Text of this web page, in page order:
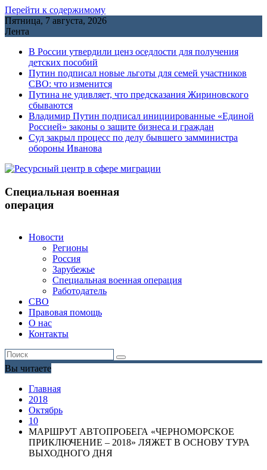
Перейти к содержимому
Пятница, 7 августа, 2026
Лента
В России утвердили ценз оседлости для получения
детских пособий
Путин подписал новые льготы для семей участников
СВО: что изменится
Путина не удивляет, что предсказания Жириновского
сбываются
Владимир Путин подписал инициированные «Единой
Россией» законы о защите бизнеса и граждан
Cуд закрыл процесс по делу бывшего замминистра
обороны Иванова
Специальная военная
операция
Новости
Регионы
Россия
Зарубежье
Специальная военная операция
Работодатель
СВО
Правовая помощь
О нас
Контакты
Вы читаете
Главная
2018
Октябрь
10
МАРШРУТ АВТОПРОБЕГА «ЧЕРНОМОРСКОЕ
ПРИКЛЮЧЕНИЕ – 2018» ЛЯЖЕТ В ОСНОВУ ТУРА
ВЫХОДНОГО ДНЯ